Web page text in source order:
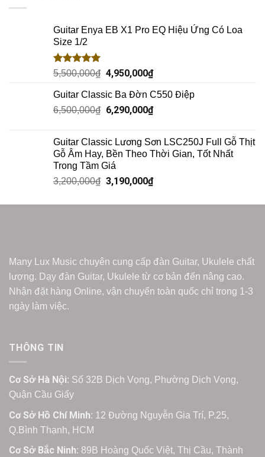
Guitar Enya EB X1 Pro EQ Hiệu Ứng Có Loa
Size 1/2
Rated5.00
5,500,000₫ 4,950,000₫
Guitar Classic Ba Đờn C550 Điệp
6,500,000₫ 6,290,000₫
Guitar Classic Lương Sơn LSC250J Full Gỗ Thịt
Gỗ Âm Hay, Bền Theo Thời Gian, Tốt Nhất
Trong Tầm Giá
3,200,000₫ 3,190,000₫
Many Lux Music chuyên cung cấp đàn Guitar, Ukulele chất
lượng. Dạy đàn Guitar, Ukulele từ cơ bản đến nâng cao.
Nhận đặt hàng Online, vận chuyển toàn quốc chỉ trong 1-3
ngày làm việc.
THÔNG TIN
Cơ Sở Hà Nội: Số 32B Dịch Vọng, Phường Dịch Vọng,
Quận Cầu Giấy
Cơ Sở Hồ Chí Minh: 12 Đường Nguyễn Gia Trí, P.25,
Q.Bình Thạnh, HCM
Cơ Sở Bắc Ninh: 89B Hoàng Quốc Việt, Thị Cầu, Thành